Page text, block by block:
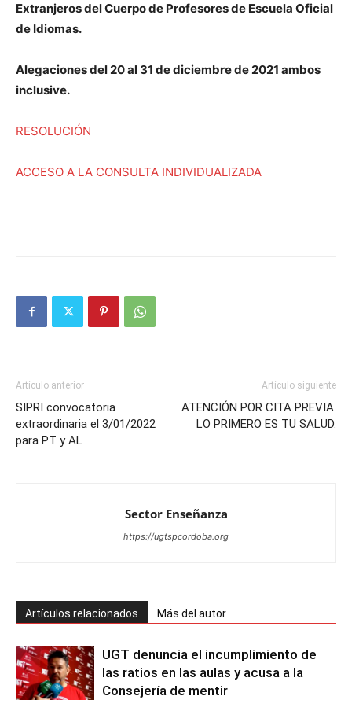
Extranjeros del Cuerpo de Profesores de Escuela Oficial
de Idiomas.
Alegaciones del 20 al 31 de diciembre de 2021 ambos
inclusive.
RESOLUCIÓN
ACCESO A LA CONSULTA INDIVIDUALIZADA
Artículo anterior
SIPRI convocatoria
extraordinaria el 3/01/2022
para PT y AL
Artículo siguiente
ATENCIÓN POR CITA PREVIA.
LO PRIMERO ES TU SALUD.
Sector Enseñanza
https://ugtspcordoba.org
Artículos relacionados Más del autor
UGT denuncia el incumplimiento de
las ratios en las aulas y acusa a la
Consejería de mentir